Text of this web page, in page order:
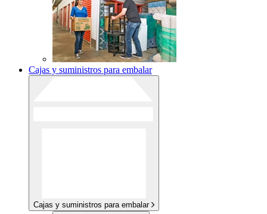
Cajas y suministros para embalar
Cajas y suministros para embalar